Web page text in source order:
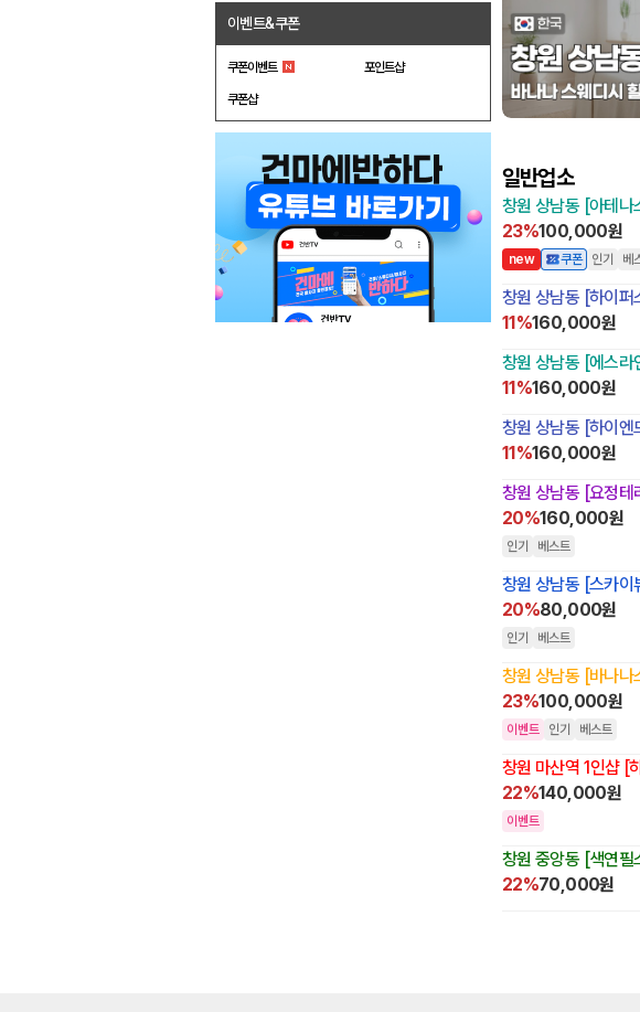
이벤트&쿠폰
쿠폰이벤트 포인트샵
쿠폰샵
일반업소
창원 상남동 [아테나
23%100,000원
new 쿠폰 인기 베
창원 상남동 [하이퍼
11%160,000원
창원 상남동 [에스라
11%160,000원
창원 상남동 [하이엔
11%160,000원
창원 상남동 [요정테
20%160,000원
인기 베스트
창원 상남동 [스카이
20%80,000원
인기 베스트
창원 상남동 [바나나
23%100,000원
이벤트 인기 베스트
창원 마산역 1인샵 [
22%140,000원
이벤트
창원 중앙동 [색연필
22%70,000원